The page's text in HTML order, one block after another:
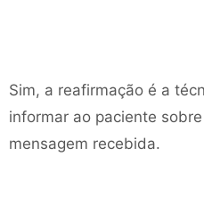
Sim, a reafirmação é a
informar ao paciente
mensagem recebida.